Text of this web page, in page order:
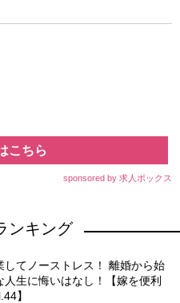
こちら
sponsored by 求人ボックス
ンキング
してノーストレス！ 離婚から始
人生に悔いはなし！【嫁を便利
】